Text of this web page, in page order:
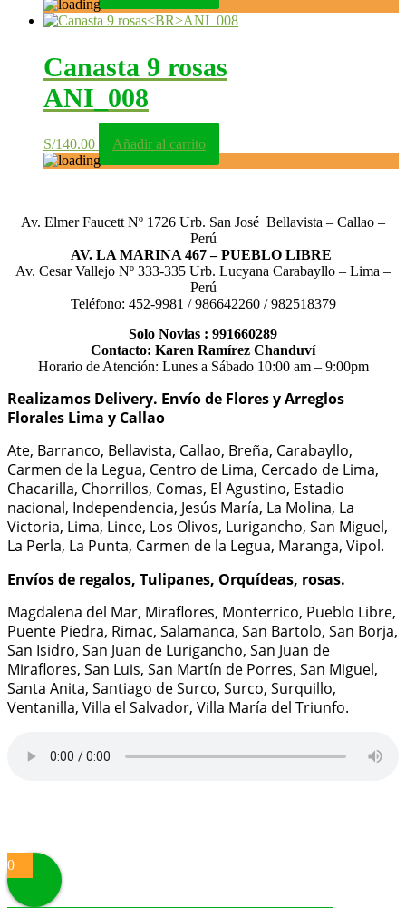
Canasta 9 rosas
ANI_008
S/140.00 Añadir al carrito
Av. Elmer Faucett Nº 1726 Urb. San José Bellavista – Callao –
Perú
AV. LA MARINA 467 – PUEBLO LIBRE
Av. Cesar Vallejo Nº 333-335 Urb. Lucyana Carabayllo – Lima –
Perú
Teléfono: 452-9981 / 986642260 / 982518379
Solo Novias : 991660289
Contacto: Karen Ramírez Chanduví
Horario de Atención: Lunes a Sábado 10:00 am – 9:00pm
Realizamos Delivery. Envío de Flores y Arreglos
Florales Lima y Callao
Ate, Barranco, Bellavista, Callao, Breña, Carabayllo,
Carmen de la Legua, Centro de Lima, Cercado de Lima,
Chacarilla, Chorrillos, Comas, El Agustino, Estadio
nacional, Independencia, Jesús María, La Molina, La
Victoria, Lima, Lince, Los Olivos, Lurigancho, San Miguel,
La Perla, La Punta, Carmen de la Legua, Maranga, Vipol.
Envíos de regalos, Tulipanes, Orquídeas, rosas.
Magdalena del Mar, Miraflores, Monterrico, Pueblo Libre,
Puente Piedra, Rimac, Salamanca, San Bartolo, San Borja,
San Isidro, San Juan de Lurigancho, San Juan de
Miraflores, San Luis, San Martín de Porres, San Miguel,
Santa Anita, Santiago de Surco, Surco, Surquillo,
Ventanilla, Villa el Salvador, Villa María del Triunfo.
0